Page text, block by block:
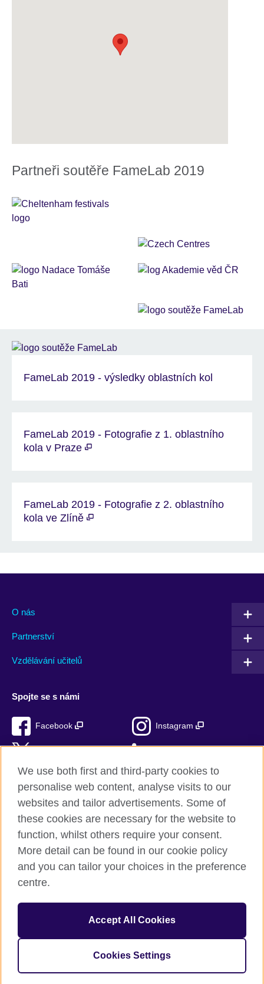
Partneři soutěře FameLab 2019
FameLab 2019 - výsledky oblastních kol
FameLab 2019 - Fotografie z 1. oblastního
kola v Praze
FameLab 2019 - Fotografie z 2. oblastního
kola ve Zlíně
O nás
Partnerství
Vzdělávání učitelů
Spojte se s námi
Facebook Instagram
TikTok
British Council ve světě
Ochrana soukromí a podmínky používání stránek
Soubory cookie
Sitemap
© 2026 British Council
209131 (v Anglii a Walesu), SC037733 (ve Skotsku).
We use both first and third-party cookies to
personalise web content, analyse visits to our
websites and tailor advertisements. Some of
these cookies are necessary for the website to
function, whilst others require your consent.
More detail can be found in our cookie policy
and you can tailor your choices in the preference
centre.
Accept All Cookies
Cookies Settings